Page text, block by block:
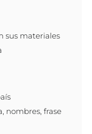
sus materiales
nombres, frase